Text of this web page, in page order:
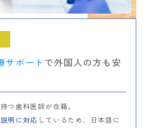
サポート で外国人の方も安
つ歯科医師が在籍。
明に対応 しているため、日本語に